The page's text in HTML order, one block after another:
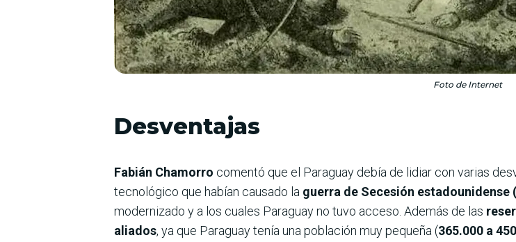
Foto de Internet
Desventajas
Fabián Chamorro comentó que el Paraguay debía de lidiar con varias
tecnológico que habían causado la guerra de Secesión estadounidense
modernizado y a los cuales Paraguay no tuvo acceso. Además de las
aliados, ya que Paraguay tenía una población muy pequeña (365.000 a